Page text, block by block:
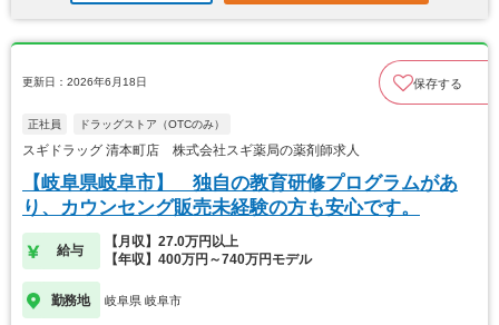
更新日：2026年6月18日 保存する
正社員 ドラッグストア（OTCのみ）
スギドラッグ 清本町店 株式会社スギ薬局の薬剤師求人
【岐阜県岐阜市】 独自の教育研修プログラムがあ
り、カウンセング販売未経験の方も安心です。
給与
【月収】27.0万円以上
【年収】400万円～740万円モデル
勤務地 岐阜県 岐阜市